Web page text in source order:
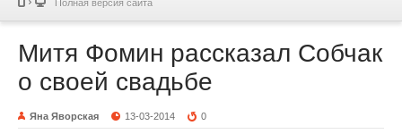
Полная версия сайта
Митя Фомин рассказал Собчак
о своей свадьбе
Яна Яворская 13-03-2014 0